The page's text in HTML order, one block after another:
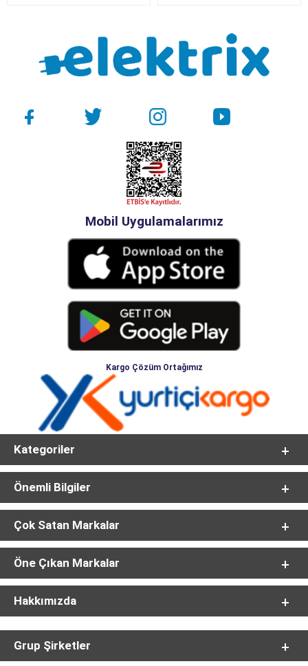
Mobil Uygulamalarımız
Kargo Çözüm Ortağımız
Kategoriler
Önemli Bilgiler
Çok Satan Markalar
Öne Çıkan Markalar
Hakkımızda
Grup Şirketler